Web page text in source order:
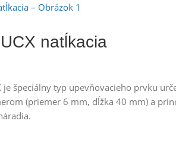
natĺkacia
je špeciálny typ upevňovacieho prvku
(priemer 6 mm, dĺžka 40 mm) a